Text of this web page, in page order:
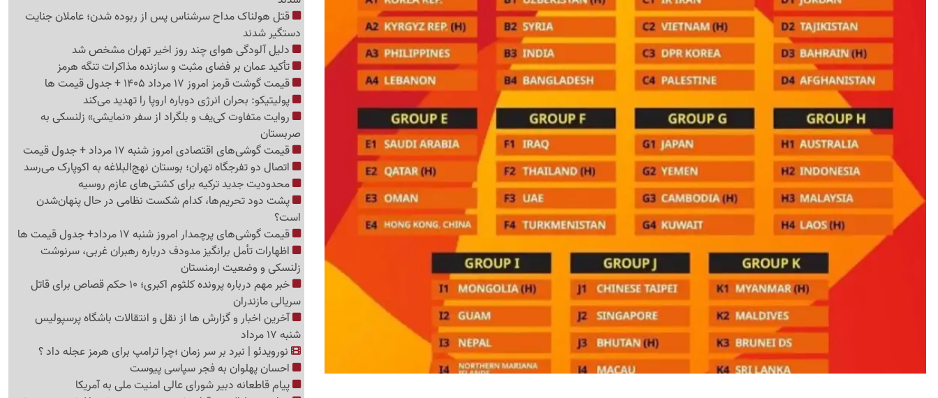
قتل هولناک مداح سرشناس پس از ربوده شدن؛ عاملان جنایت
دستگیر شدند
دلیل آلودگی هوای چند روز اخیر تهران مشخص شد
تأکید عمان بر فضای مثبت و سازنده مذاکرات تنگه هرمز
قیمت گوشت قرمز امروز 17 مرداد 1405 + جدول قیمت ها
پولیتیکو: بحران انرژی دوباره اروپا را تهدید می‌کند
روایت متفاوت کی‌یف و بلگراد از سفر «نمایشی» زلنسکی به
صربستان
قیمت گوشی‌های اقتصادی امروز شنبه 17 مرداد + جدول قیمت
اتصال دو تفرجگاه تهران؛ بوستان نهج‌البلاغه به اکوپارک می‌رسد
محدودیت جدید ترکیه برای کشتی‌های عازم روسیه
پشت دود تحریم‌ها، کدام شکست نظامی در حال پنهان‌شدن
است؟
قیمت گوشی‌های پرچمدار امروز شنبه 17 مرداد+ جدول قیمت ها
اظهارات تأمل برانگیز مدودف درباره رهبران غربی، سرنوشت
زلنسکی و وضعیت ارمنستان
خبر مهم درباره پرونده کلثوم اکبری؛ 10 حکم قصاص برای قاتل
سریالی مازندران
آخرین اخبار و گزارش ها از نقل و انتقالات باشگاه پرسپولیس
شنبه 17 مرداد
نورویدئو | نبرد بر سر زمان ؛چرا ترامپ برای هرمز عجله داد ؟
احسان پهلوان به فجر سپاسی پیوست
پیام قاطعانه دبیر شورای عالی امنیت ملی به آمریکا